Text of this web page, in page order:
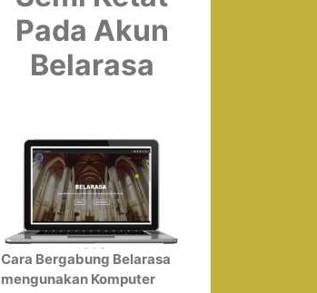
Pada Akun
Belarasa
Cara Bergabung Belarasa
mengunakan Komputer